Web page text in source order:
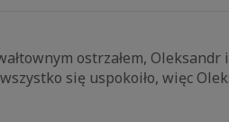
ostrzałem,
się uspokoiło, więc